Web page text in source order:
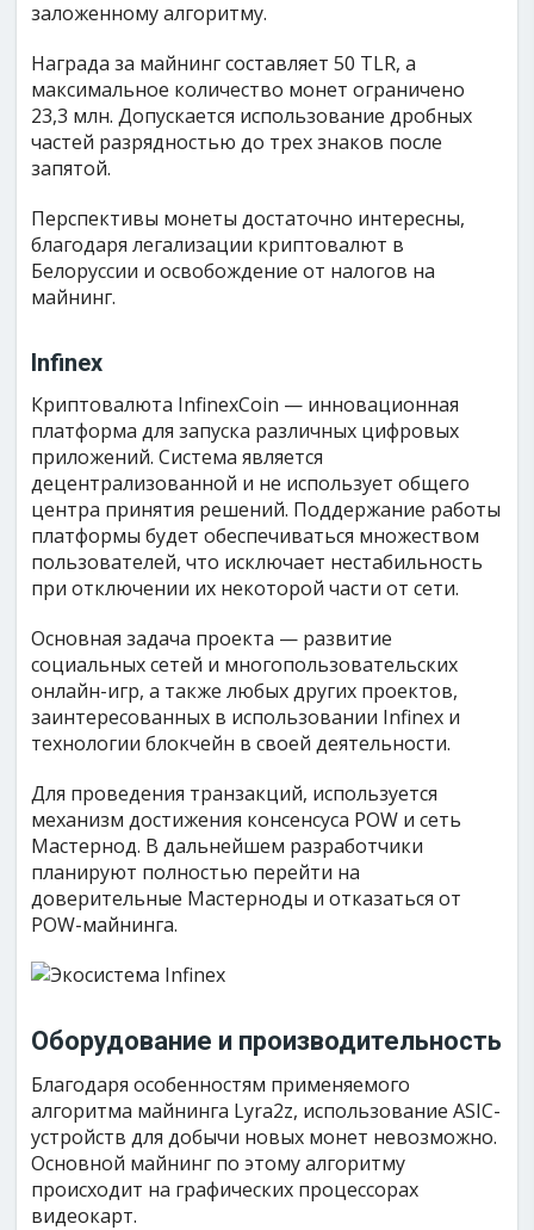
заложенному алгоритму.
Награда за майнинг составляет 50 TLR, а
максимальное количество монет ограничено
23,3 млн. Допускается использование дробных
частей разрядностью до трех знаков после
запятой.
Перспективы монеты достаточно интересны,
благодаря легализации криптовалют в
Белоруссии и освобождение от налогов на
майнинг.
Infinex
Криптовалюта InfinexCoin — инновационная
платформа для запуска различных цифровых
приложений. Система является
децентрализованной и не использует общего
центра принятия решений. Поддержание работы
платформы будет обеспечиваться множеством
пользователей, что исключает нестабильность
при отключении их некоторой части от сети.
Основная задача проекта — развитие
социальных сетей и многопользовательских
онлайн-игр, а также любых других проектов,
заинтересованных в использовании Infinex и
технологии блокчейн в своей деятельности.
Для проведения транзакций, используется
механизм достижения консенсуса POW и сеть
Мастернод. В дальнейшем разработчики
планируют полностью перейти на
доверительные Мастерноды и отказаться от
POW-майнинга.
Оборудование и производительность
Благодаря особенностям применяемого
алгоритма майнинга Lyra2z, использование ASIC-
устройств для добычи новых монет невозможно.
Основной майнинг по этому алгоритму
происходит на графических процессорах
видеокарт.